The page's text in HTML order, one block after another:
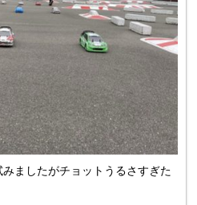
ましたがチョットうるさすぎた